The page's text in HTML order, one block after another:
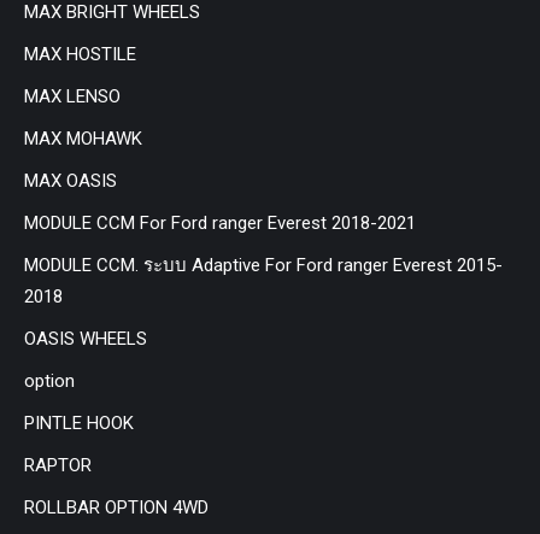
MAX BRIGHT WHEELS
MAX HOSTILE
MAX LENSO
MAX MOHAWK
MAX OASIS
MODULE CCM For Ford ranger Everest 2018-2021
MODULE CCM. ระบบ Adaptive For Ford ranger Everest 2015-
2018
OASIS WHEELS
option
PINTLE HOOK
RAPTOR
ROLLBAR OPTION 4WD